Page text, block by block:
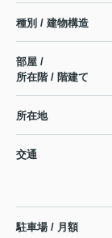
種別 / 建物構造
部屋 /
所在階 / 階建て
所在地
交通
駐車場 / 月額